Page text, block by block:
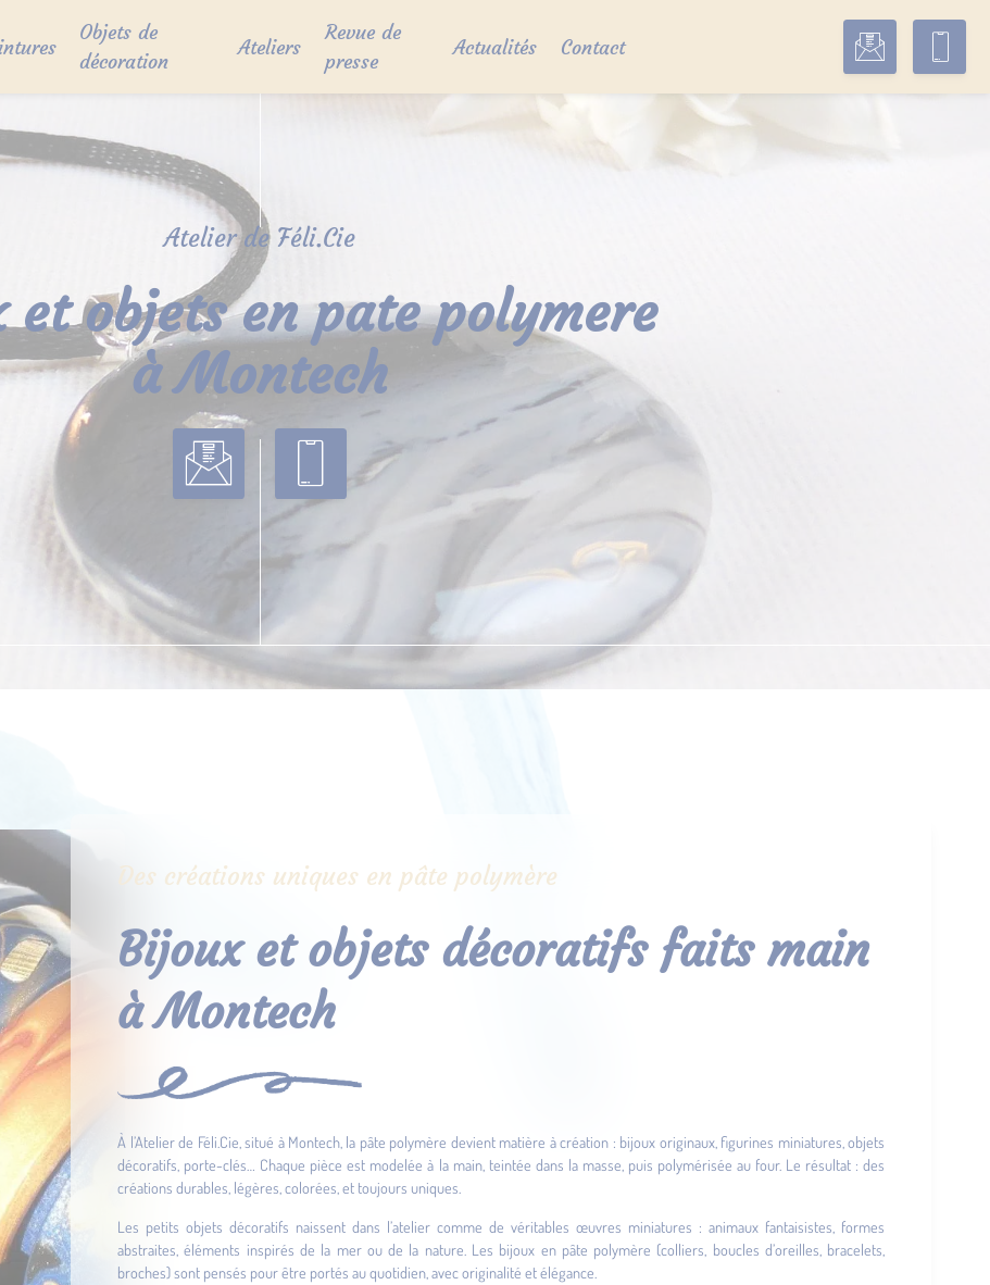
Objets de
décoration
Ateliers
Revue de
presse
Actualités Contact
Atelier de Féli.Cie
et objets en pate polymere
à Montech
Des créations uniques en pâte polymère
Bijoux et objets décoratifs faits main
à Montech
À l’Atelier de Féli.Cie, situé à Montech, la pâte polymère devient matière à création : bijoux originaux, figurines miniatures, objets
décoratifs, porte-clés… Chaque pièce est modelée à la main, teintée dans la masse, puis polymérisée au four. Le résultat : des
créations durables, légères, colorées, et toujours uniques.
Les petits objets décoratifs naissent dans l’atelier comme de véritables œuvres miniatures : animaux fantaisistes, formes
abstraites, éléments inspirés de la mer ou de la nature. Les bijoux en pâte polymère (colliers, boucles d’oreilles, bracelets,
broches) sont pensés pour être portés au quotidien, avec originalité et élégance.